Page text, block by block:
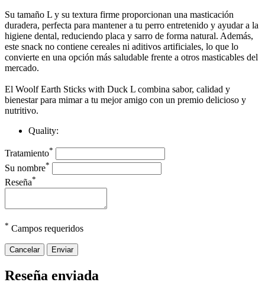
Su tamaño L y su textura firme proporcionan una masticación
duradera, perfecta para mantener a tu perro entretenido y ayudar a la
higiene dental, reduciendo placa y sarro de forma natural. Además,
este snack no contiene cereales ni aditivos artificiales, lo que lo
convierte en una opción más saludable frente a otros masticables del
mercado.
El Woolf Earth Sticks with Duck L combina sabor, calidad y
bienestar para mimar a tu mejor amigo con un premio delicioso y
nutritivo.
Quality:
Tratamiento*
Su nombre*
Reseña*
* Campos requeridos
Cancelar Enviar
Reseña enviada